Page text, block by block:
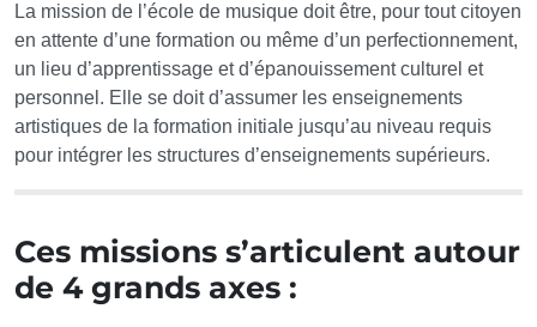
La mission de l’école de musique doit être, pour tout citoyen
en attente d’une formation ou même d’un perfectionnement,
un lieu d’apprentissage et d’épanouissement culturel et
personnel. Elle se doit d’assumer les enseignements
artistiques de la formation initiale jusqu’au niveau requis
pour intégrer les structures d’enseignements supérieurs.
Ces missions s’articulent autour
de 4 grands axes :